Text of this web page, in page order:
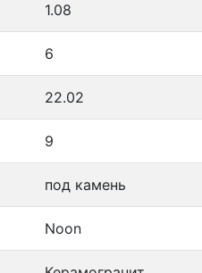
1.08
6
22.02
9
под камень
Noon